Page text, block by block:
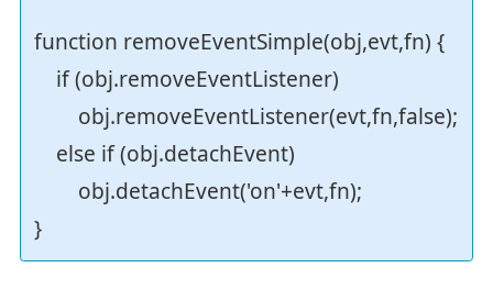
function removeEventSimple(obj,evt,fn) {
if (obj.removeEventListener)
obj.removeEventListener(evt,fn,false);
else if (obj.detachEvent)
obj.detachEvent('on'+evt,fn);
}